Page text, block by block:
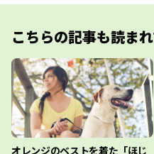
こちらの記事も読ま
オレンジのベストを着た「ほじ